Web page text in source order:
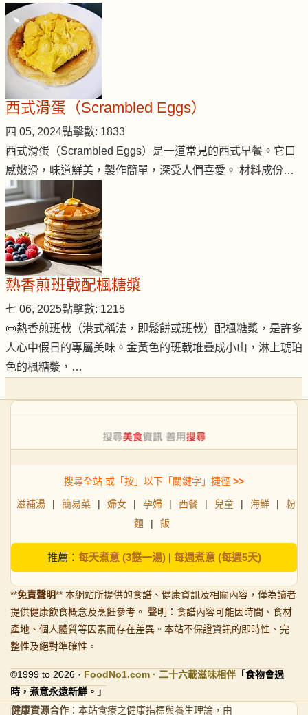
西式滑蛋（Scrambled Eggs）
四 05, 2024點擊數: 1833
西式滑蛋（Scrambled Eggs）是一道常見的西式早餐。它口
感嫩滑，味道鮮美，製作簡單，深受人們喜愛。 材料成份…
熱香煎班戟配楓糖漿
七 06, 2025點擊數: 1215
📜熱香煎班戟（港式稱法，即鬆餅或班戟）配楓糖漿，是許多
人心中假日的專屬美味。金黃色的班戟堆疊成小山，淋上琥珀
色的楓糖漿，…
搜尋全站 或「按」以下「關鍵字」捷徑 >>
滋補湯 | 簡易菜 | 婦女 | 孕婦 | 西餐 | 兒童 | 海鮮 |
粉
麵
| 飯
推薦： 每天煮意 (3餸一湯)| 每週煮意 (每週5天)
**免責聲明** 本網站所提供的食譜、健康資訊及相關內容，僅為讀者
提供健康飲食概念及烹飪參考。 聲明：食譜內容可能因時間、食材
產地、個人體質等因素而存在差異。本站不保證資訊的即時性、完
整性及絕對準確性。
©1999 to 2026 · FoodNo1.com · 二十六載滋味相伴 「食物會過
時，煮意永遠新鮮。」
健康資源合作 ：本站食療之健康指標與養生理論，由